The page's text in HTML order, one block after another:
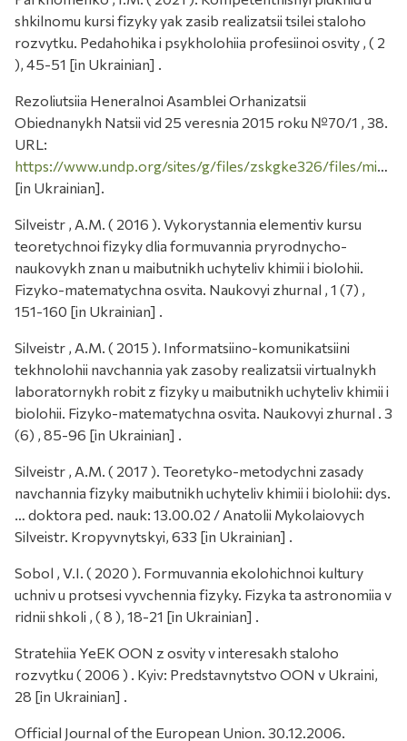
shkilnomu kursi fizyky yak zasib realizatsii tsilei staloho
rozvytku. Pedahohika i psykholohiia profesiinoi osvity , ( 2
), 45-51 [in Ukrainian] .
Rezoliutsiia Heneralnoi Asamblei Orhanizatsii
Obiednanykh Natsii vid 25 veresnia 2015 roku №70/1 , 38.
URL:
https://www.undp.org/sites/g/files/zskgke326/files/migration/ua/Agenda2030_UA.pdf
[in Ukrainian].
Silveistr , A.M. ( 2016 ). Vykorystannia elementiv kursu
teoretychnoi fizyky dlia formuvannia pryrodnycho-
naukovykh znan u maibutnikh uchyteliv khimii i biolohii.
Fizyko-matematychna osvita. Naukovyi zhurnal , 1 (7) ,
151-160 [in Ukrainian] .
Silveistr , A.M. ( 2015 ). Informatsiino-komunikatsiini
tekhnolohii navchannia yak zasoby realizatsii virtualnykh
laboratornykh robit z fizyky u maibutnikh uchyteliv khimii i
biolohii. Fizyko-matematychna osvita. Naukovyi zhurnal . 3
(6) , 85-96 [in Ukrainian] .
Silveistr , A.M. ( 2017 ). Teoretyko-metodychni zasady
navchannia fizyky maibutnikh uchyteliv khimii i biolohii: dys.
… doktora ped. nauk: 13.00.02 / Anatolii Mykolaiovych
Silveistr. Kropyvnytskyi, 633 [in Ukrainian] .
Sobol , V.I. ( 2020 ). Formuvannia ekolohichnoi kultury
uchniv u protsesi vyvchennia fizyky. Fizyka ta astronomiia v
ridnii shkoli , ( 8 ), 18-21 [in Ukrainian] .
Stratehiia YeEK OON z osvity v interesakh staloho
rozvytku ( 2006 ) . Kyiv: Predstavnytstvo OON v Ukraini,
28 [in Ukrainian] .
Official Journal of the European Union. 30.12.2006.